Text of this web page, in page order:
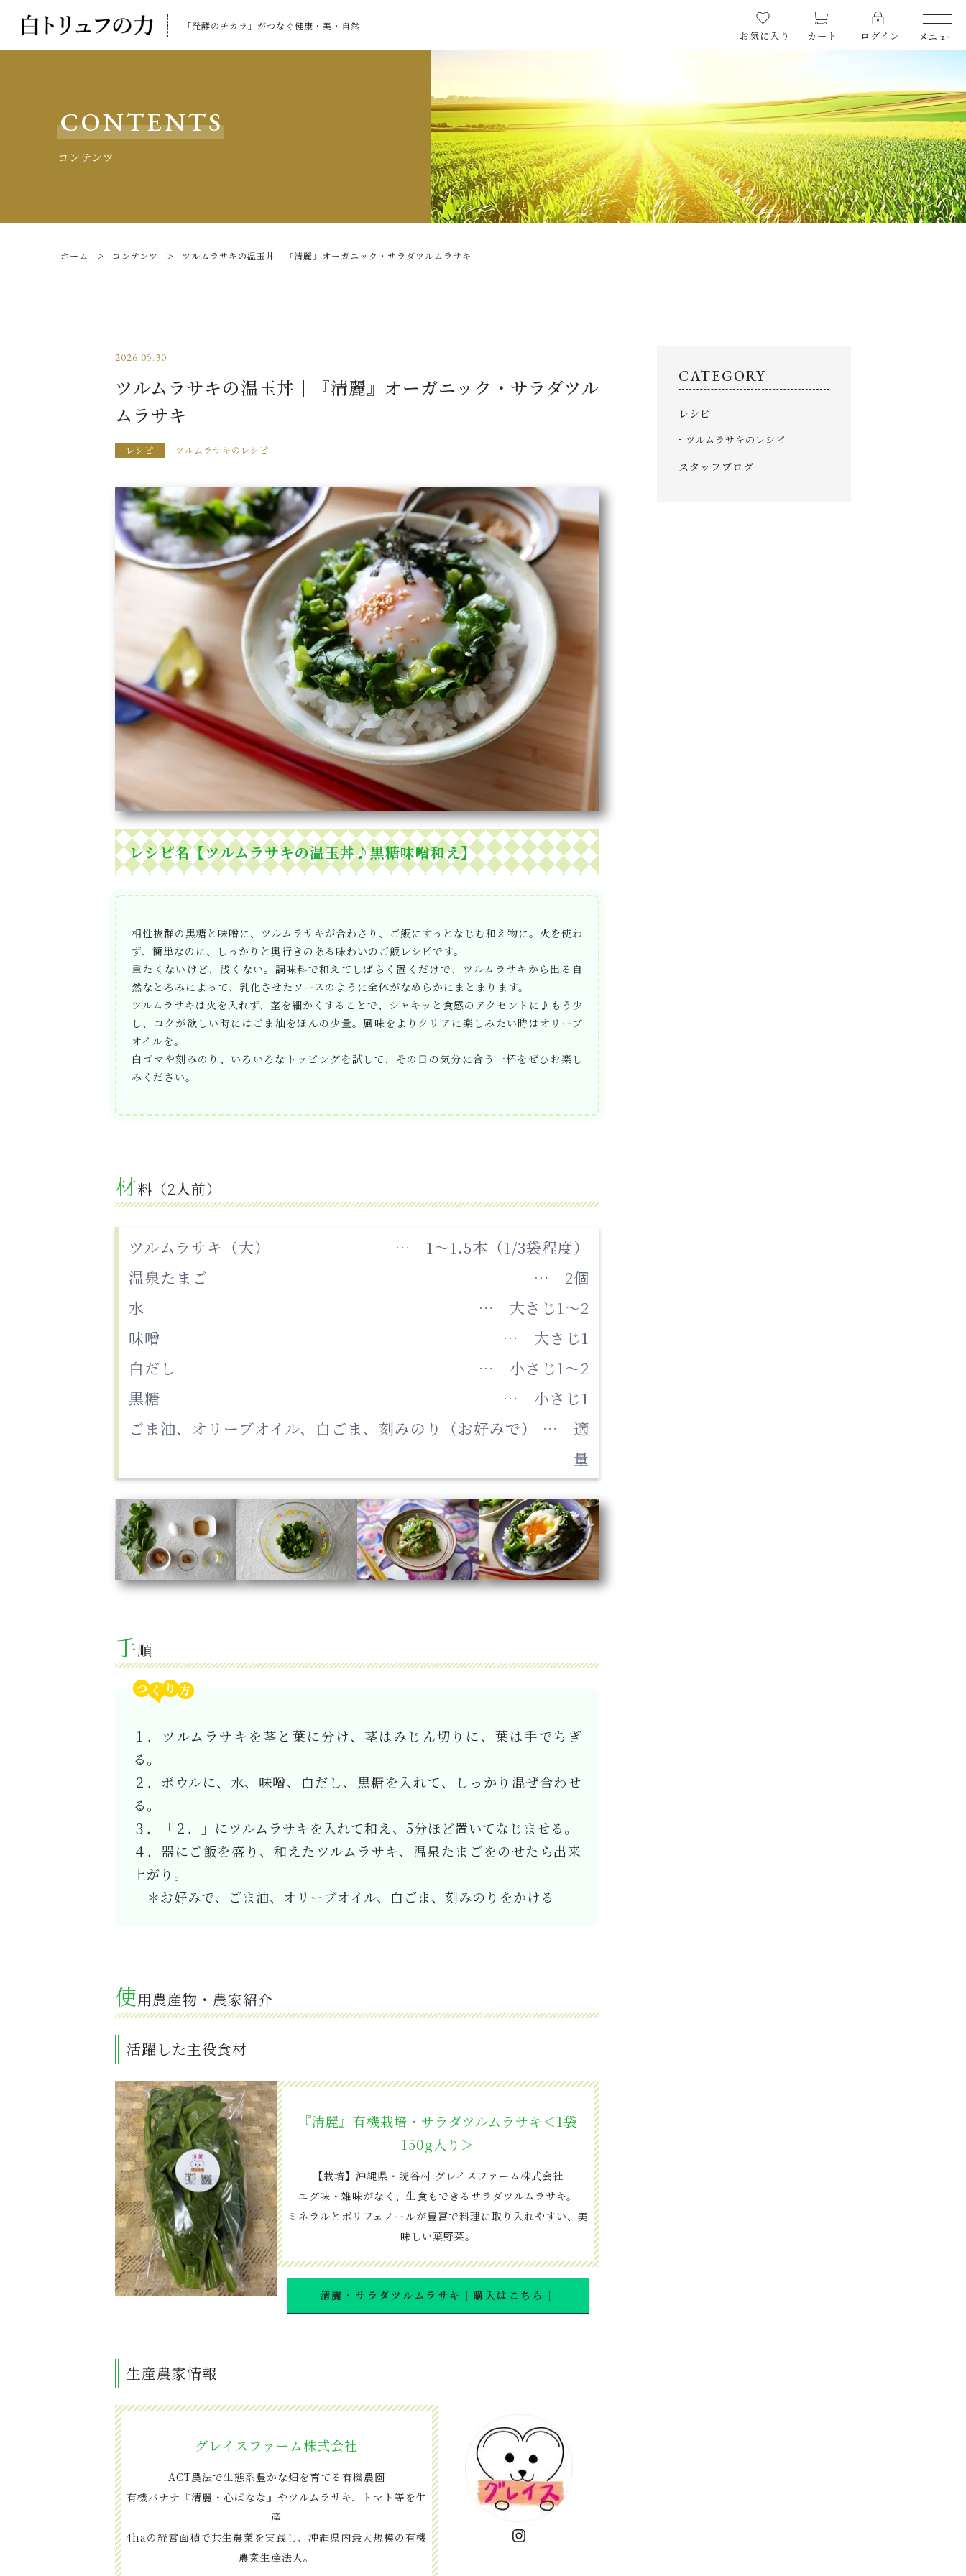
「発酵のチカラ」がつなぐ健康・美・自然
お気に入り
カート ログイン メニュー
LIMITED
期間限定商品
CHECKED PRODUCTS
最近チェックした商品
ORDER HISTORY
こんなお悩みに
SHOPPING GUIDE
CONTENTS
コンテンツ
ホーム コンテンツ ツルムラサキの温玉丼｜『清麗』オーガニック・サラダツルムラサキ
2026.05.30
ツルムラサキの温玉丼｜『清麗』オーガニック・サラダツル
ムラサキ
レシピ ツルムラサキのレシピ
レシピ名【ツルムラサキの温玉丼♪黒糖味噌和え】
相性抜群の黒糖と味噌に、ツルムラサキが合わさり、ご飯にすっとなじむ和え物に。火を使わ
ず、簡単なのに、しっかりと奥行きのある味わいのご飯レシピです。
重たくないけど、浅くない。調味料で和えてしばらく置くだけで、ツルムラサキから出る自
然なとろみによって、乳化させたソースのように全体がなめらかにまとまります。
ツルムラサキは火を入れず、茎を細かくすることで、シャキッと食感のアクセントに♪もう少
し、コクが欲しい時にはごま油をほんの少量。風味をよりクリアに楽しみたい時はオリーブ
オイルを。
白ゴマや刻みのり、いろいろなトッピングを試して、その日の気分に合う一杯をぜひお楽し
みください。
材料（2人前）
ツルムラサキ（大）
… 1～1.5本（1/3袋程度）
温泉たまご
… 2個
水
… 大さじ1〜2
味噌
… 大さじ1
白だし
… 小さじ1〜2
黒糖
… 小さじ1
ごま油、オリーブオイル、白ごま、刻みのり（お好みで）
… 適
量
手順
つ り
１．ツルムラサキを茎と葉に分け、茎はみじん切りに、葉は手でちぎ
る。
２．ボウルに、水、味噌、白だし、黒糖を入れて、しっかり混ぜ合わせ
る。
３．「２．」にツルムラサキを入れて和え、5分ほど置いてなじませる。
４．器にご飯を盛り、和えたツルムラサキ、温泉たまごをのせたら出来
上がり。
＊お好みで、ごま油、オリーブオイル、白ごま、刻みのりをかける
使用農産物・農家紹介
活躍した主役食材
『清麗』有機栽培・サラダツルムラサキ＜1袋
150g入り＞
【栽培】沖縄県・読谷村 グレイスファーム株式会社
エグ味・雑味がなく、生食もできるサラダツルムラサキ。
ミネラルとポリフェノールが豊富で料理に取り入れやすい、美
味しい葉野菜。
清麗・サラダツルムラサキ｜購入はこちら｜
生産農家情報
グレイスファーム株式会社
ACT農法で生態系豊かな畑を育てる有機農園
有機バナナ『清麗・心ばなな』やツルムラサキ、トマト等を生
産
4haの経営面積で共生農業を実践し、沖縄県内最大規模の有機
農業生産法人。
Instagram
CATEGORY
レシピ
ツルムラサキのレシピ
スタッフブログ